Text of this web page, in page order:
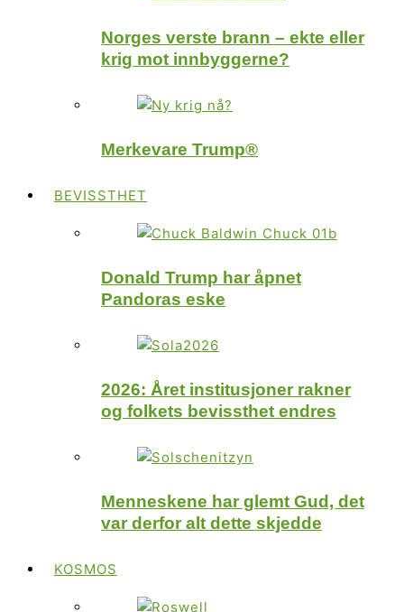
Norges verste brann – ekte eller
krig mot innbyggerne?
Merkevare Trump®
BEVISSTHET
Donald Trump har åpnet
Pandoras eske
2026: Året institusjoner rakner
og folkets bevissthet endres
Menneskene har glemt Gud, det
var derfor alt dette skjedde
KOSMOS